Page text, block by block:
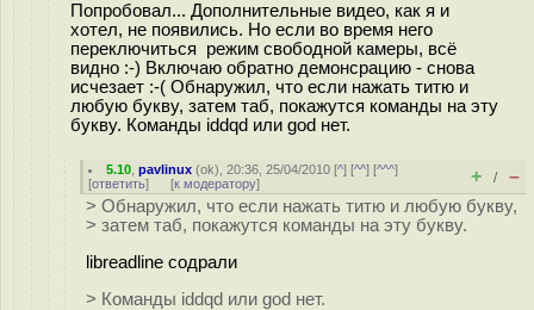
Попробовал... Дополнительные видео, как я и
хотел, не появились. Но если во время него
переключиться режим свободной камеры, всё
видно :-) Включаю обратно демонсрацию - снова
исчезает :-( Обнаружил, что если нажать титю и
любую букву, затем таб, покажутся команды на эту
букву. Команды iddqd или god нет.
5.10 ,pavlinux (ok), 20:36, 25/04/2010 [^] [^^] [^^^]
[ответить] [к модератору] + / –
> Обнаружил, что если нажать титю и любую букву,
> затем таб, покажутся команды на эту букву.
libreadline содрали
> Команды iddqd или god нет.